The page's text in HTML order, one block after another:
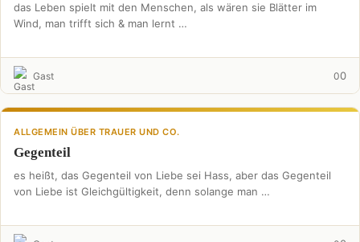
das Leben spielt mit den Menschen, als wären sie Blätter im
Wind, man trifft sich & man lernt …
Gast 00
ALLGEMEIN ÜBER TRAUER UND CO.
Gegenteil
es heißt, das Gegenteil von Liebe sei Hass, aber das Gegenteil
von Liebe ist Gleichgültigkeit, denn solange man …